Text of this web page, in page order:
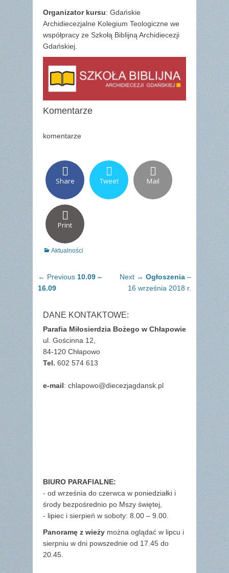
Organizator kursu: Gdańskie
Archidiecezjalne Kolegium Teologiczne we
współpracy ze Szkołą Biblijną Archidiecezji
Gdańskiej.
Komentarze
komentarze
Share Tweet Mail
Print
Categories
Aktualności
Nawigacja
wpisu
← Previous Previous
10.09 –
16.09
Next → Next
post:
Ogłoszenia –
16 września 2018 r.
DANE KONTAKTOWE:
Parafia Miłosierdzia Bożego w Chłapowie
ul. Gościnna 12,
84-120 Chłapowo
Tel. 602 574 613
e-mail: chlapowo@diecezjagdansk.pl
BIURO PARAFIALNE:
- od września do czerwca w poniedziałki i
środy bezpośrednio po Mszy świętej,
- lipiec i sierpień w soboty: 8.00 – 9.00.
Panoramę z wieży można oglądać w lipcu i
sierpniu w dni powszednie od 17.45 do
20.45.